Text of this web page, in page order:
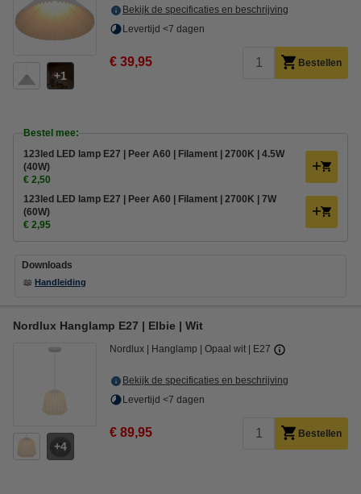
1
Bekijk de specificaties en beschrijving
Levertijd <7 dagen
€ 39,95 Bestellen
Bestel mee:
123led LED lamp E27 | Peer A60 | Filament | 2700K | 4.5W
(40W)
€ 2,50
123led LED lamp E27 | Peer A60 | Filament | 2700K | 7W
(60W)
€ 2,95
Downloads
📖 Handleiding
Nordlux Hanglamp E27 | Elbie | Wit
4
Nordlux Hanglamp Opaal wit E27
Bekijk de specificaties en beschrijving
Levertijd <7 dagen
€ 89,95 Bestellen